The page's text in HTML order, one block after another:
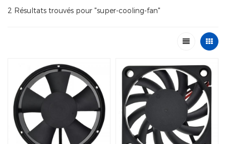
2 Résultats trouvés pour "super-cooling-fan"